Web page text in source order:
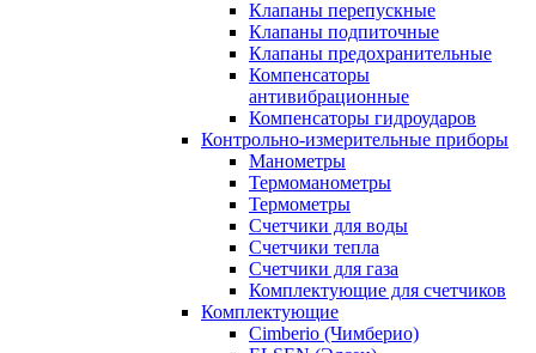
Клапаны перепускные
Клапаны подпиточные
Клапаны предохранительные
Компенсаторы
антивибрационные
Компенсаторы гидроударов
Контрольно-измерительные приборы
Манометры
Термоманометры
Термометры
Счетчики для воды
Счетчики тепла
Счетчики для газа
Комплектующие для счетчиков
Комплектующие
Cimberio (Чимберио)